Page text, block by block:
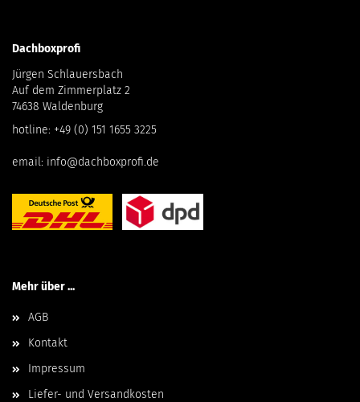
Dachboxprofi
Jürgen Schlauersbach
Auf dem Zimmerplatz 2
74638 Waldenburg
hotline: +49 (0) 151 1655 3225
email: info@dachboxprofi.de
Mehr über ...
AGB
Kontakt
Impressum
Liefer- und Versandkosten